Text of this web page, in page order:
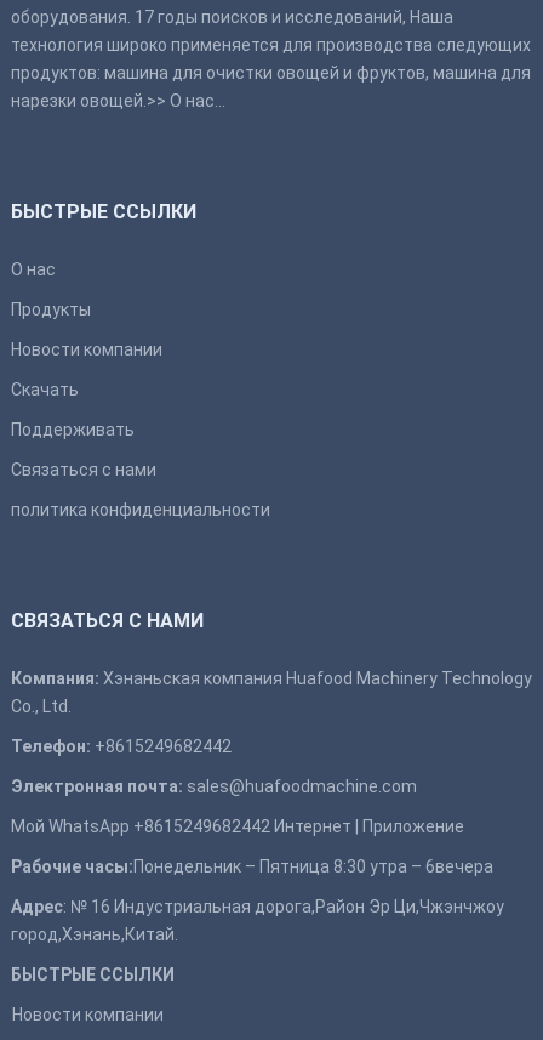
оборудования. 17 годы поисков и исследований, Наша
технология широко применяется для производства следующих
продуктов: машина для очистки овощей и фруктов, машина для
нарезки овощей.>> О нас
БЫСТРЫЕ ССЫЛКИ
О нас
Продукты
Новости компании
Скачать
Поддерживать
Связаться с нами
политика конфиденциальности
СВЯЗАТЬСЯ С НАМИ
Компания: Хэнаньская компания Huafood Machinery Technology
Co., Ltd.
Телефон: +8615249682442
Электронная почта: sales@huafoodmachine.com
Мой WhatsApp +8615249682442 Интернет Приложение
Рабочие часы:Понедельник – Пятница 8:30 утра – 6вечера
Адрес: № 16 Индустриальная дорога,Район Эр Ци,Чжэнчжоу
город,Хэнань,Китай.
БЫСТРЫЕ ССЫЛКИ
Новости компании